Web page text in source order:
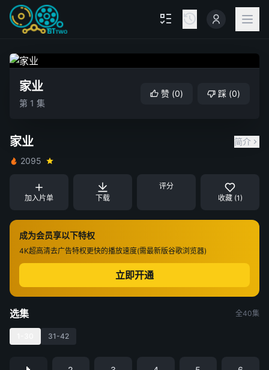
家业
第 1 集
赞 (0) 踩 (0)
家业
简介
2095
加入片单 下载
评分
收藏 (1)
成为会员享以下特权
4K超高清去广告特权更快的播放速度(需最新版谷歌浏览器)
立即开通
选集 全40集
31-42